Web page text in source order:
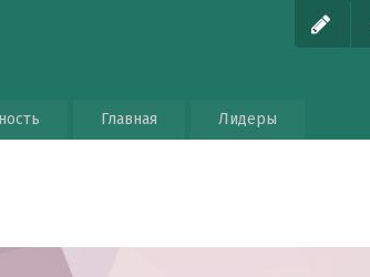
Главная Лидеры